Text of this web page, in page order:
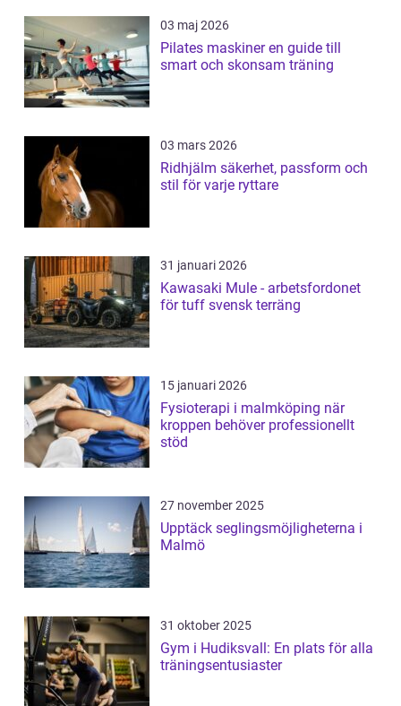
03 maj 2026
Pilates maskiner en guide till
smart och skonsam träning
03 mars 2026
Ridhjälm säkerhet, passform och
stil för varje ryttare
31 januari 2026
Kawasaki Mule - arbetsfordonet
för tuff svensk terräng
15 januari 2026
Fysioterapi i malmköping när
kroppen behöver professionellt
stöd
27 november 2025
Upptäck seglingsmöjligheterna i
Malmö
31 oktober 2025
Gym i Hudiksvall: En plats för alla
träningsentusiaster